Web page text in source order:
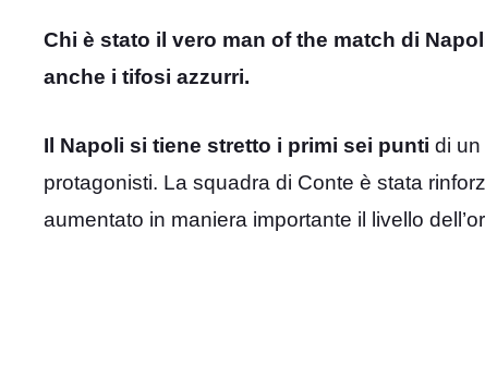
Chi è stato il vero man of the match di
anche i tifosi azzurri.
Il Napoli si tiene stretto i primi sei punti di
protagonisti. La squadra di Conte è stata
aumentato in maniera importante il livello